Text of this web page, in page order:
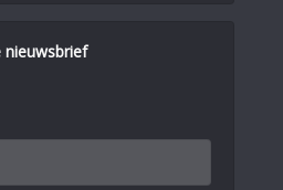
nieuwsbrief